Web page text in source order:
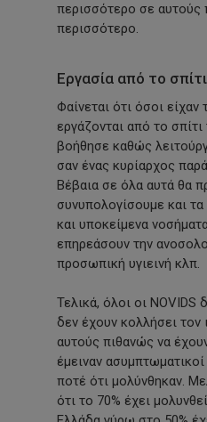
περισσότερο σε
περισσότερο.
Εργασία από το σπίτι
Φαίνεται ότι όσοι είχαν
εργάζονται από το
βοήθησε καθώς
σαν ένας κυρίαρχος
Βέβαια σε όλα αυτά θα
συνυπολογίσουμε και
και υποκείμενα
επηρεάσουν την
προσωπική υγιεινή κλπ.
Τελικά, όλοι οι NOVIDS
δεν έχουν κολλήσει τον
αυτούς πιθανώς να
έμειναν
ποτέ ότι μολύνθηκαν.
ότι το 70% έχει